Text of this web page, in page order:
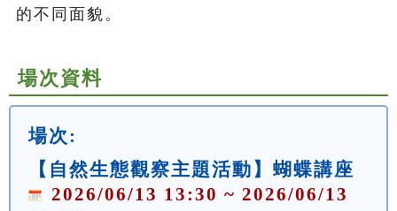
的不同面貌。
場次資料
場次:
【自然生態觀察主題活動】蝴蝶講座
2026/06/13 13:30 ~ 2026/06/13